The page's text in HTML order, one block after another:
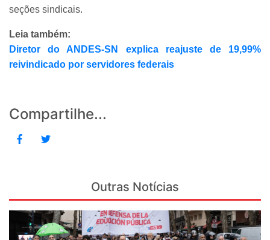
seções sindicais.
Leia também:
Diretor do ANDES-SN explica reajuste de 19,99%
reivindicado por servidores federais
Compartilhe...
Outras Notícias